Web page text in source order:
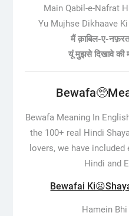
Main Qabil-e-Nafrat
Yu Mujhse Dikhaave
मैं क़ाबिल-ए-
यूं मुझसे दिखावे की
Bewafa Meaning In
the 100+ real Hindi
lovers, we have
Hindi and
Bewafai
Hamein Bhi